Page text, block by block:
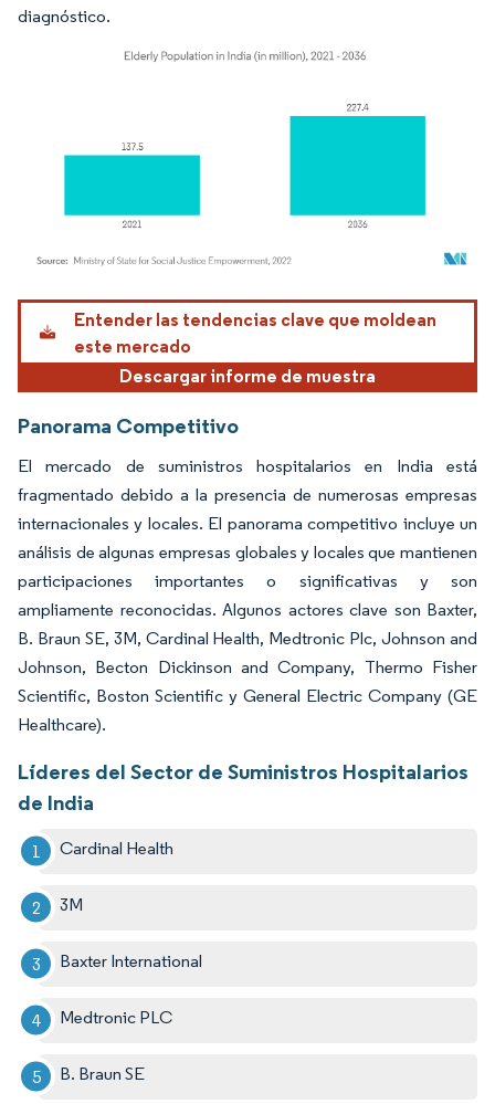
diagnóstico.
Imagen © Mordor Intelligence. El uso requiere atribución según CC BY 4.0.
Entender las tendencias clave que moldean
este mercado
Descargar informe de muestra
Panorama Competitivo
El mercado de suministros hospitalarios en India está
fragmentado debido a la presencia de numerosas empresas
internacionales y locales. El panorama competitivo incluye un
análisis de algunas empresas globales y locales que mantienen
participaciones importantes o significativas y son
ampliamente reconocidas. Algunos actores clave son Baxter,
B. Braun SE, 3M, Cardinal Health, Medtronic Plc, Johnson and
Johnson, Becton Dickinson and Company, Thermo Fisher
Scientific, Boston Scientific y General Electric Company (GE
Healthcare).
Líderes del Sector de Suministros Hospitalarios
de India
Cardinal Health
3M
Baxter International
Medtronic PLC
B. Braun SE